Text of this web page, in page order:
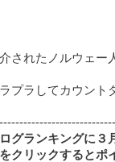
されたノルウェー
プラしてカウント
グランキングに３
クリックするとポ